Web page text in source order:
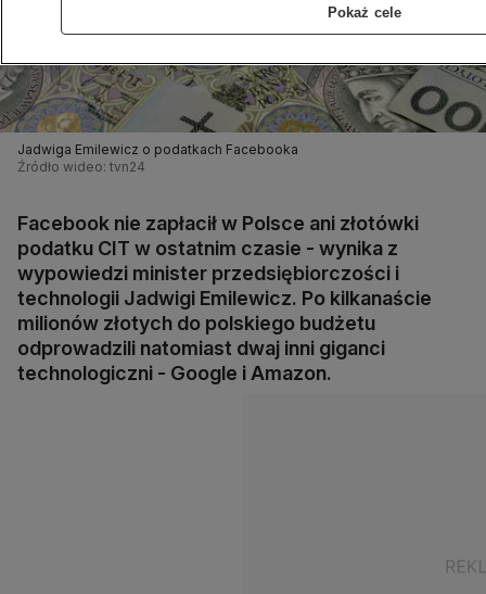
Jadwiga Emilewicz o podatkach Facebooka
Źródło wideo: tvn24
Facebook nie zapłacił w Polsce ani złotówki
podatku CIT w ostatnim czasie - wynika z
wypowiedzi minister przedsiębiorczości i
technologii Jadwigi Emilewicz. Po kilkanaście
milionów złotych do polskiego budżetu
odprowadzili natomiast dwaj inni giganci
technologiczni - Google i Amazon.
Pokaż cele